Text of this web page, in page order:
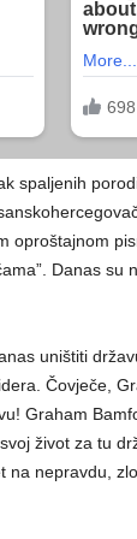
spaljenih
oproštajnom
Danas su
uništiti
Čovječe,
Graham
život za tu
na nepravdu,